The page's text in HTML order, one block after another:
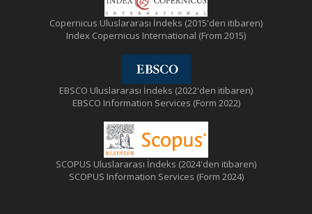
Copernicus Uluslararası İndeks (2015'den itibaren)
Index Copernicus International (From 2015)
EBSCO Uluslararası İndeks (2022'den itibaren)
EBSCO Information Services (Form 2022)
SCOPUS Uluslararası İndeks (2024'den itibaren)
SCOPUS Information Services (Form 2024)